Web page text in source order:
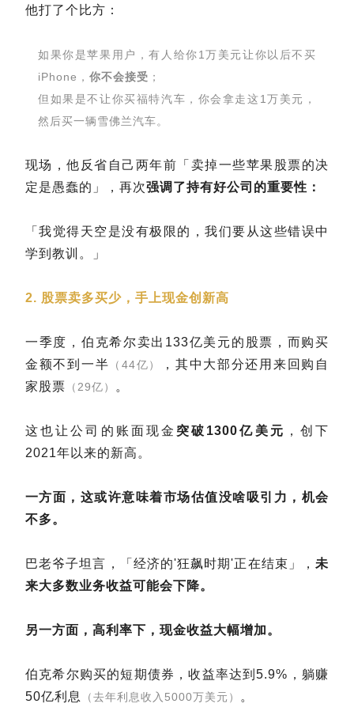
他打了个比方：
如果你是苹果用户，有人给你1万美元让你以后不买
iPhone， 你不会接受 ；
但如果是不让你买福特汽车，你会拿走这1万美元，
然后买一辆雪佛兰汽车。
现场，他反省自己两年前「卖掉一些苹果股票的决
定是愚蠢的」，再次强调了持有好公司的重要性：
「我觉得天空是没有极限的，我们要从这些错误中
学到教训。」
2. 股票卖多买少，手上现金创新高
一季度，伯克希尔卖出133亿美元的股票，而购买
金额不到一半 （44亿）
，其中大部分还用来回购自
家股票 （29亿） 。
这也让公司的账面现金 突破1300亿美元 ，创下
2021年以来的新高。
一方面，这或许意味着市场估值没啥吸引力，机会
不多。
巴老爷子坦言，「经济的'狂飙时期'正在结束」， 未
来大多数业务收益可能会下降。
另一方面，高利率下，现金收益大幅增加。
伯克希尔购买的短期债券，收益率达到5.9%，躺赚
50亿利息
（去年利息收入5000万美元） 。